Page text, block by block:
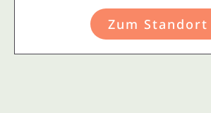
Zum Standort